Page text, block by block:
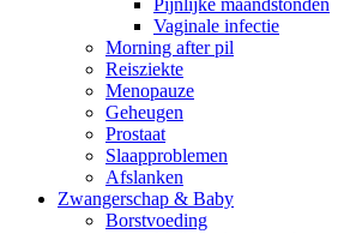
Vaginale infectie
Morning after pil
Reisziekte
Menopauze
Geheugen
Prostaat
Slaapproblemen
Afslanken
Zwangerschap & Baby
Borstvoeding